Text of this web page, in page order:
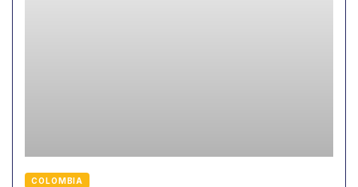
COLOMBIA